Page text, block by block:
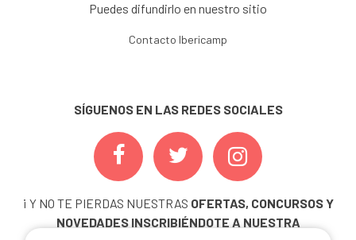
Puedes difundirlo en nuestro sitio
Contacto Ibericamp
SÍGUENOS EN LAS REDES SOCIALES
¡ Y NO TE PIERDAS NUESTRAS OFERTAS, CONCURSOS Y
NOVEDADES INSCRIBIÉNDOTE A NUESTRA